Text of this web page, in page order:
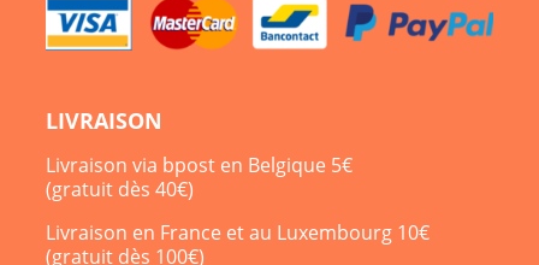
LIVRAISON
Livraison via bpost en Belgique 5€
(gratuit dès 40€)
Livraison en France et au Luxembourg 10€
(gratuit dès 100€)